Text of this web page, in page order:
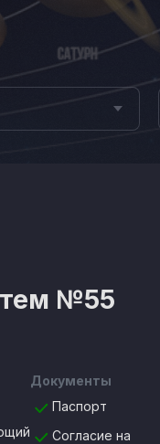
№55
Документы
Паспорт
Согласие на